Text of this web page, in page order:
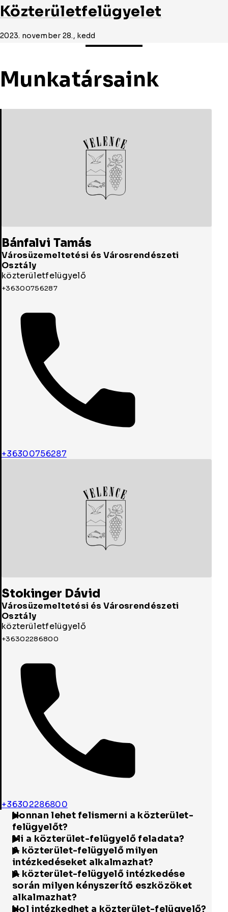
Közterületfelügyelet
2023. november 28., kedd
Munkatársaink
Bánfalvi Tamás
Városüzemeltetési és Városrendészeti
Osztály
közterületfelügyelő
+36300756287
+36300756287
Stokinger Dávid
Városüzemeltetési és Városrendészeti
Osztály
közterületfelügyelő
+36302286800
+36302286800
Honnan lehet felismerni a közterület-
felügyelőt?
Mi a közterület-felügyelő feladata?
A közterület-felügyelő milyen
intézkedéseket alkalmazhat?
A közterület-felügyelő intézkedése
során milyen kényszerítő eszközöket
alkalmazhat?
Hol intézkedhet a közterület-felügyelő?